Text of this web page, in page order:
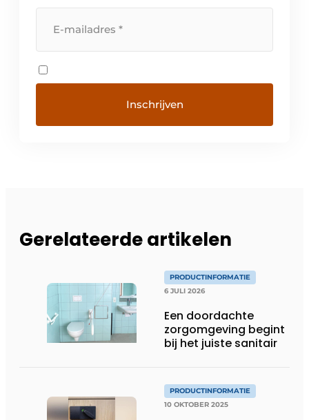
Gerelateerde artikelen
PRODUCTINFORMATIE
6 JULI 2026
Een doordachte
zorgomgeving begint
bij het juiste sanitair
PRODUCTINFORMATIE
10 OKTOBER 2025